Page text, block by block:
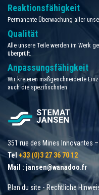
Reaktionsfähigkeit
Permanente Überwachung aller
Qualität
Alle unsere Teile werden im Werk
überprüft.
Anpassungsfähigkeit
Wir kreieren maßgeschneiderte
auch die spezifischsten
351 rue des Mines Innovantes –
Tel +33 (0)3 27 36 70 12
Mail : jansen@wanadoo.fr
Plan du site -Rechtliche